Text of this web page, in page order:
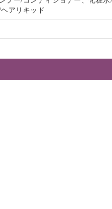
アリキッド